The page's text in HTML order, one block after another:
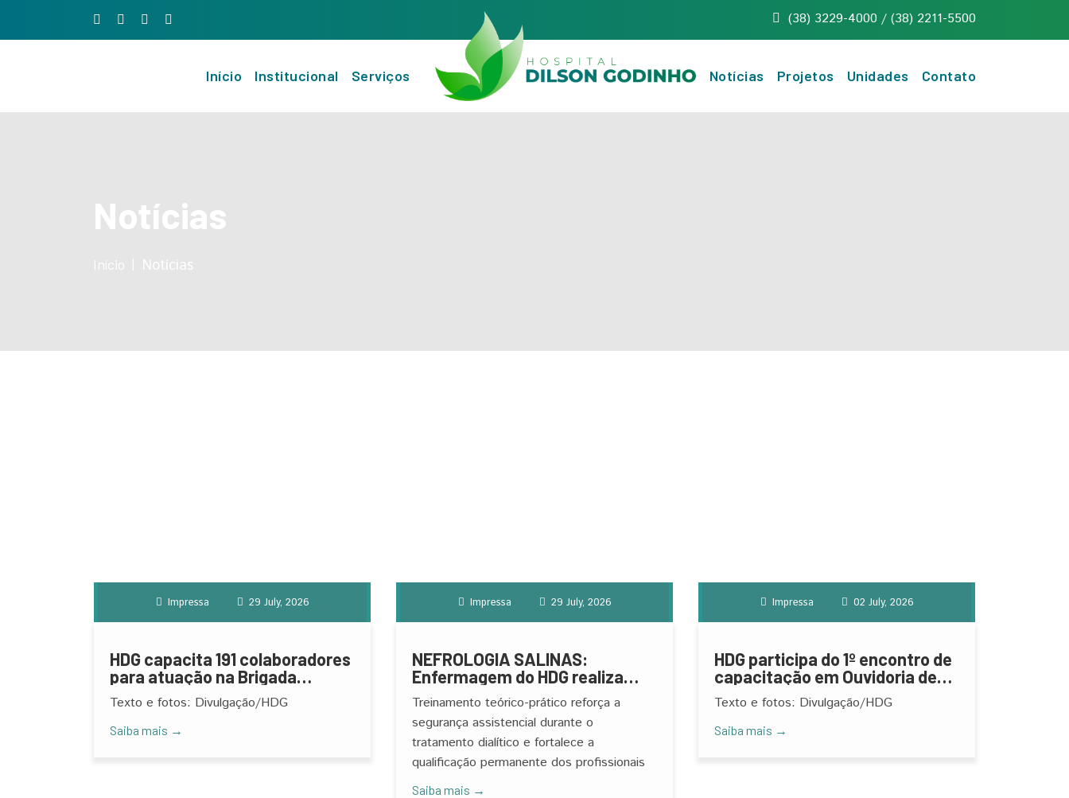
(38) 3229-4000 / (38) 2211-5500
Início Institucional Serviços Notícias Projetos Unidades Contato
Notícias
Início Notícias
Impressa 29 July, 2026
HDG capacita 191 colaboradores
para atuação na Brigada
Orgânica de Incêndio
Texto e fotos: Divulgação/HDG
Saiba mais →
Impressa 29 July, 2026
NEFROLOGIA SALINAS:
Enfermagem do HDG realiza
capacitação sobre
atendimento ao paciente grave
Treinamento teórico-prático reforça a
segurança assistencial durante o
tratamento dialítico e fortalece a
qualificação permanente dos profissionais
Saiba mais →
Impressa 02 July, 2026
HDG participa do 1º encontro de
capacitação em Ouvidoria de
Saúde de MOC
Texto e fotos: Divulgação/HDG
Saiba mais →